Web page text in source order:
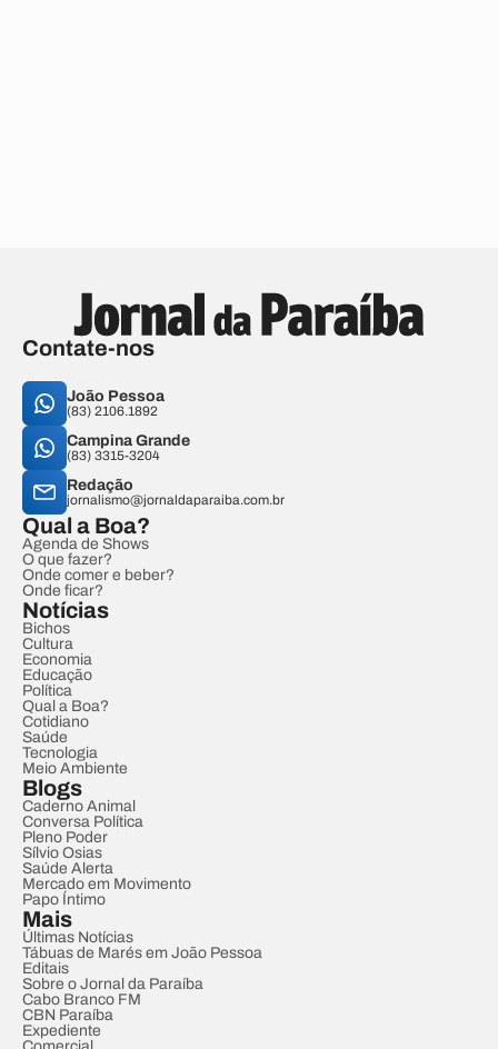
Contate-nos
João Pessoa
(83) 2106.1892
Campina Grande
(83) 3315-3204
Redação
jornalismo@jornaldaparaiba.com.br
Qual a Boa?
Agenda de Shows
O que fazer?
Onde comer e beber?
Onde ficar?
Notícias
Bichos
Cultura
Economia
Educação
Política
Qual a Boa?
Cotidiano
Saúde
Tecnologia
Meio Ambiente
Blogs
Caderno Animal
Conversa Política
Pleno Poder
Sílvio Osias
Saúde Alerta
Mercado em Movimento
Papo Íntimo
Mais
Últimas Notícias
Tábuas de Marés em João Pessoa
Editais
Sobre o Jornal da Paraíba
Cabo Branco FM
CBN Paraíba
Expediente